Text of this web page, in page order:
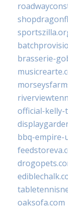
brasserie-
official-kelly-
bbq-empire-
oaksofa.com